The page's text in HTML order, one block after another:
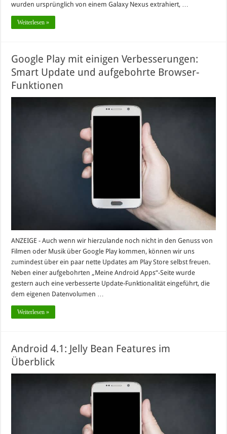
wurden ursprünglich von einem Galaxy Nexus extrahiert, …
Weiterlesen »
Google Play mit einigen Verbesserungen:
Smart Update und aufgebohrte Browser-
Funktionen
ANZEIGE - Auch wenn wir hierzulande noch nicht in den Genuss von
Filmen oder Musik über Google Play kommen, können wir uns
zumindest über ein paar nette Updates am Play Store selbst freuen.
Neben einer aufgebohrten „Meine Android Apps“-Seite wurde
gestern auch eine verbesserte Update-Funktionalität eingeführt, die
dem eigenen Datenvolumen …
Weiterlesen »
Android 4.1: Jelly Bean Features im
Überblick